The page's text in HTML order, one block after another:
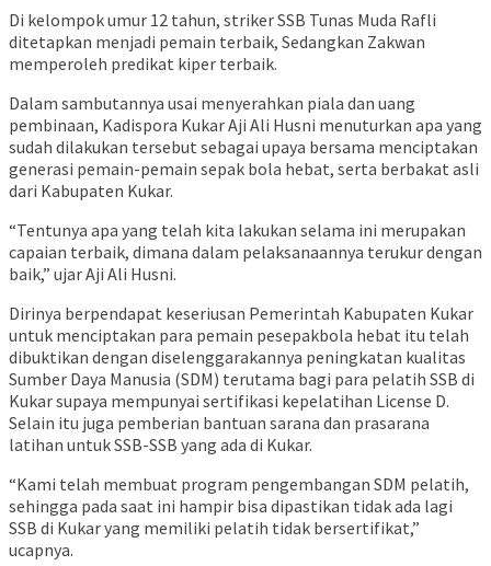
Di kelompok umur 12 tahun, striker SSB Tunas Muda Rafli
ditetapkan menjadi pemain terbaik, Sedangkan Zakwan
memperoleh predikat kiper terbaik.
Dalam sambutannya usai menyerahkan piala dan uang
pembinaan, Kadispora Kukar Aji Ali Husni menuturkan apa yang
sudah dilakukan tersebut sebagai upaya bersama menciptakan
generasi pemain-pemain sepak bola hebat, serta berbakat asli
dari Kabupaten Kukar.
“Tentunya apa yang telah kita lakukan selama ini merupakan
capaian terbaik, dimana dalam pelaksanaannya terukur dengan
baik,” ujar Aji Ali Husni.
Dirinya berpendapat keseriusan Pemerintah Kabupaten Kukar
untuk menciptakan para pemain pesepakbola hebat itu telah
dibuktikan dengan diselenggarakannya peningkatan kualitas
Sumber Daya Manusia (SDM) terutama bagi para pelatih SSB di
Kukar supaya mempunyai sertifikasi kepelatihan License D.
Selain itu juga pemberian bantuan sarana dan prasarana
latihan untuk SSB-SSB yang ada di Kukar.
“Kami telah membuat program pengembangan SDM pelatih,
sehingga pada saat ini hampir bisa dipastikan tidak ada lagi
SSB di Kukar yang memiliki pelatih tidak bersertifikat,”
ucapnya.